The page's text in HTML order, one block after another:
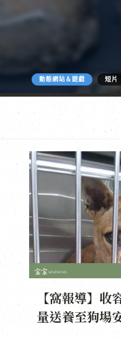
動態網站＆遊戲 短片
【窩報導】收
量送養至狗場